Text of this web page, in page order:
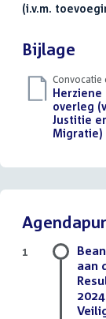
(i.v.m.
Bijlage
Convocatie
bestand:
overleg
Justitie
Migratie)
aan
1